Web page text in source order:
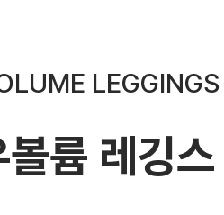
LEGGINGS
륨 레깅스